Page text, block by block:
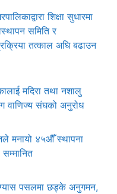
शिक्षा सुधारमा
समिति र
तत्काल अघि बढाउन
मदिरा तथा नशालु
वाणिज्य संघको अनुरोध
मनायो ४५औँ स्थापना
ग्यास पसलमा छड्के अनुगमन,